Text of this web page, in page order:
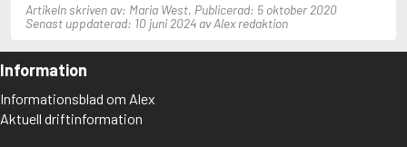
Artikeln skriven av: Maria West. Publicerad: 5 oktober 2020
Senast uppdaterad: 10 juni 2024 av Alex redaktion
Information
Informationsblad om Alex
Aktuell driftinformation